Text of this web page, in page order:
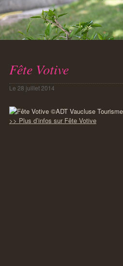
Fête Votive
Le 28 juillet 2014
>> Plus d’infos sur Fête Votive